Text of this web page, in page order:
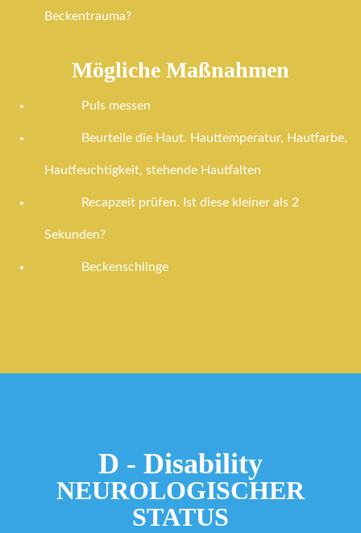
Beckentrauma?
Mögliche Maßnahmen
Puls messen
Beurteile die Haut. Hauttemperatur, Hautfarbe,
Hautfeuchtigkeit, stehende Hautfalten
Recapzeit prüfen. Ist diese kleiner als 2
Sekunden?
Beckenschlinge
D - Disability
NEUROLOGISCHER
STATUS